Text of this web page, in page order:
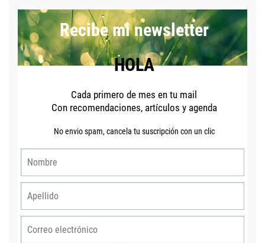
DE VITAMINA C